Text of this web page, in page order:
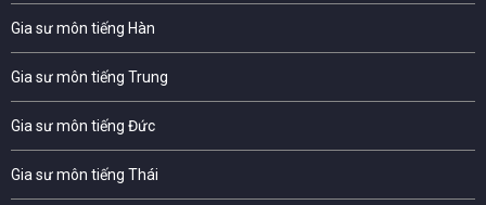
Gia sư môn tiếng Hàn
Gia sư môn tiếng Trung
Gia sư môn tiếng Đức
Gia sư môn tiếng Thái